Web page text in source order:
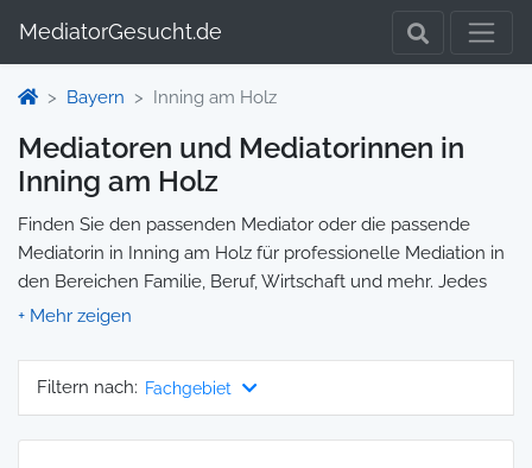
MediatorGesucht.de
Bayern Inning am Holz
Mediatoren und Mediatorinnen in
Inning am Holz
Finden Sie den passenden Mediator oder die passende
Mediatorin in Inning am Holz für professionelle Mediation in
den Bereichen Familie, Beruf, Wirtschaft und mehr. Jedes
Profil enthält Informationen zu Qualifikationen und
Ihre Mediation auswählen und direkt kontaktieren können.
Wir selbst vermitteln keine Mediationen, sondern stellen die
Filtern nach: Fachgebiet